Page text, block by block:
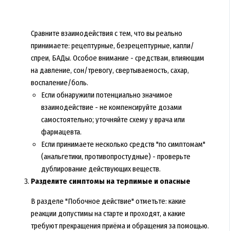
Сравните взаимодействия с тем, что вы реально
принимаете: рецептурные, безрецептурные, капли/
спреи, БАДы. Особое внимание - средствам, влияющим
на давление, сон/тревогу, свертываемость, сахар,
воспаление/боль.
Если обнаружили потенциально значимое
взаимодействие - не компенсируйте дозами
самостоятельно; уточняйте схему у врача или
фармацевта.
Если принимаете несколько средств "по симптомам"
(анальгетики, противопростудные) - проверьте
дублирование действующих веществ.
Разделите симптомы на терпимые и опасные
В разделе "Побочное действие" отметьте: какие
реакции допустимы на старте и проходят, а какие
требуют прекращения приёма и обращения за помощью.